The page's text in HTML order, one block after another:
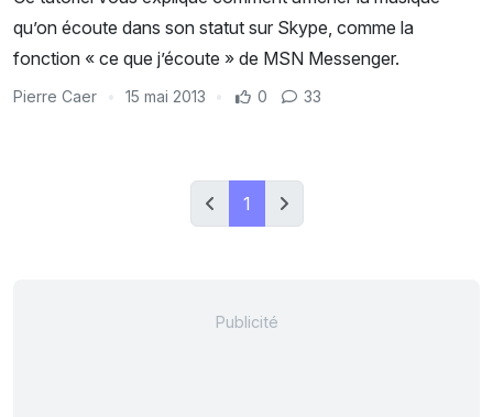
qu’on écoute dans son statut sur Skype, comme la
fonction « ce que j’écoute » de MSN Messenger.
Pierre Caer 15 mai 2013 0 33
1